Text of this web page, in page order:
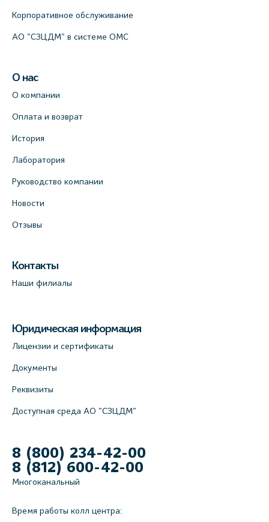
Корпоративное обслуживание
АО "СЗЦДМ" в системе ОМС
О нас
О компании
Оплата и возврат
История
Лаборатория
Руководство компании
Новости
Отзывы
Контакты
Наши филиалы
Юридическая информация
Лицензии и сертификаты
Документы
Реквизиты
Доступная среда АО "СЗЦДМ"
8 (800) 234-42-00
8 (812) 600-42-00
Многоканальный
Время работы колл центра: